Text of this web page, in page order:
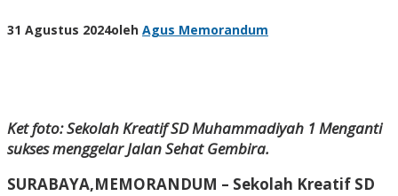
31 Agustus 2024oleh Agus Memorandum
Ket foto: Sekolah Kreatif SD Muhammadiyah 1 Menganti
sukses menggelar Jalan Sehat Gembira.
SURABAYA,MEMORANDUM – Sekolah Kreatif SD